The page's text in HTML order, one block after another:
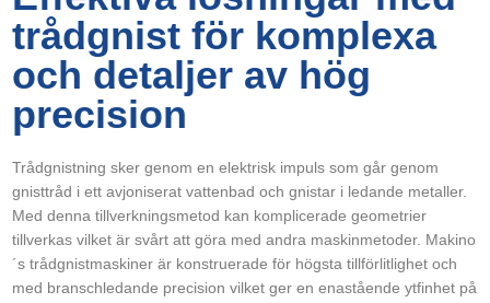
trådgnist för komplexa
och detaljer av hög
precision
Trådgnistning sker genom en elektrisk impuls som går genom
gnisttråd i ett avjoniserat vattenbad och gnistar i ledande metaller.
Med denna tillverkningsmetod kan komplicerade geometrier
tillverkas vilket är svårt att göra med andra maskinmetoder. Makino
´s trådgnistmaskiner är konstruerade för högsta tillförlitlighet och
med branschledande precision vilket ger en enastående ytfinhet på